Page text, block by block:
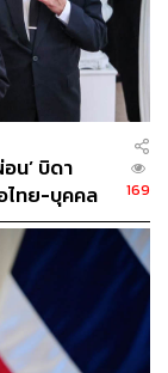
ธรรมย้ำว่า
หรือไม่ เพราะ
ะย้ำอีกว่า
มรัฐบาลเท่านั้น
ระวิตร วงษ์
ง ทักษิณ ชิน
นพรรคเพื่อไทย
หากไปพูดคุยกับ
และขึ้นอยู่กับว่า
ก็จะต้อง
น’ บิดา
ไทย-บุคคล
169